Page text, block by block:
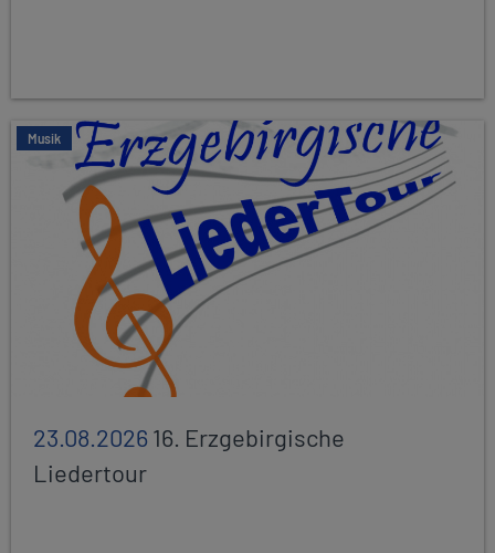
Musik
23.08.202616. Erzgebirgische
Liedertour